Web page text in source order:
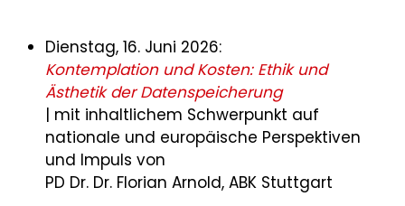
Dienstag, 16. Juni 2026:
Kontemplation und Kosten: Ethik und
Ästhetik der Datenspeicherung
| mit inhaltlichem Schwerpunkt auf
nationale und europäische Perspektiven
und Impuls von
PD Dr. Dr. Florian Arnold, ABK Stuttgart